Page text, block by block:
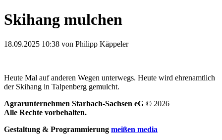
Skihang mulchen
18.09.2025 10:38 von Philipp Käppeler
Heute Mal auf anderen Wegen unterwegs. Heute wird ehrenamtlich
der Skihang in Talpenberg gemulcht.
Agrarunternehmen Starbach-Sachsen eG © 2026
Alle Rechte vorbehalten.
Gestaltung & Programmierung meißen media